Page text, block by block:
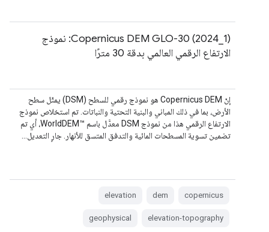
Copernicus DEM GLO-30 (2024_1): نموذج
الارتفاع الرقمي العالمي بدقة 30 مترًا
إنّ Copernicus DEM هو نموذج رقمي للسطح (DSM) يمثّل سطح
الأرض، بما في ذلك المباني والبنية التحتية والنباتات. تم استخلاص نموذج
الارتفاع الرقمي هذا من نموذج DSM معدَّل باسم WorldDEM™‎، أي تم
تضمين تسوية المسطحات المائية والتدفق المتسق للأنهار. جارٍ التعديل…
copernicus
dem
elevation
elevation-topography
geophysical